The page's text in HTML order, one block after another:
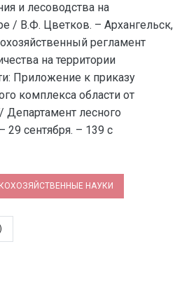
и лесоводства на
/ В.Ф. Цветков. – Архангельск,
регламент
на территории
Приложение к приказу
комплекса области от
лесного
29 сентября. – 139 с
НАУКИ